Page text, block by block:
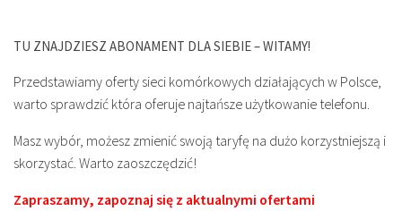
TU ZNAJDZIESZ ABONAMENT DLA SIEBIE – WITAMY!
Przedstawiamy oferty sieci komórkowych działających w Polsce,
warto sprawdzić która oferuje najtańsze użytkowanie telefonu.
Masz wybór, możesz zmienić swoją taryfę na dużo korzystniejszą i
skorzystać. Warto zaoszczędzić!
Zapraszamy, zapoznaj się z aktualnymi ofertami